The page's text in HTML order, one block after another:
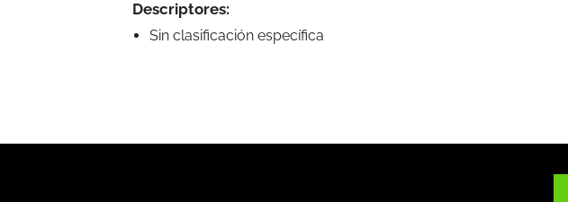
Descriptores:
Sin clasificación específica